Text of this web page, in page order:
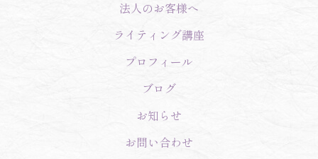
法人のお客様へ
ライティング講座
プロフィール
ブログ
お知らせ
お問い合わせ